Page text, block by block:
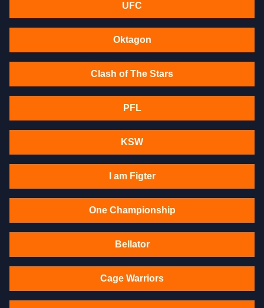
UFC
Oktagon
Clash of The Stars
PFL
KSW
I am Figter
One Championship
Bellator
Cage Warriors